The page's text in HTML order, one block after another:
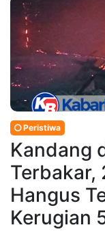
Peristiwa
Kandang
Terbakar,
Hangus
Kerugian